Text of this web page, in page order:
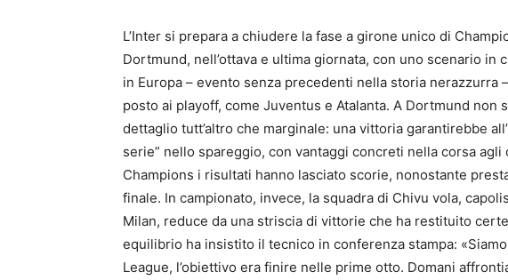
L’Inter si prepara a chiudere la fase a girone unico di
Dortmund, nell’ottava e ultima giornata, con uno scenario
in Europa – evento senza precedenti nella storia nerazzurra
posto ai playoff, come Juventus e Atalanta. A Dortmund non
dettaglio tutt’altro che marginale: una vittoria garantirebbe
serie” nello spareggio, con vantaggi concreti nella corsa
Champions i risultati hanno lasciato scorie, nonostante
finale. In campionato, invece, la squadra di Chivu vola,
Milan, reduce da una striscia di vittorie che ha restituito
equilibrio ha insistito il tecnico in conferenza stampa:
League, l’obiettivo era finire nelle prime otto. Domani